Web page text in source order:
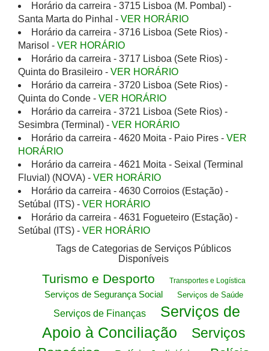
Horário da carreira - 3715 Lisboa (M. Pombal) -
Santa Marta do Pinhal - VER HORÁRIO
Horário da carreira - 3716 Lisboa (Sete Rios) -
Marisol - VER HORÁRIO
Horário da carreira - 3717 Lisboa (Sete Rios) -
Quinta do Brasileiro - VER HORÁRIO
Horário da carreira - 3720 Lisboa (Sete Rios) -
Quinta do Conde - VER HORÁRIO
Horário da carreira - 3721 Lisboa (Sete Rios) -
Sesimbra (Terminal) - VER HORÁRIO
Horário da carreira - 4620 Moita - Paio Pires - VER
HORÁRIO
Horário da carreira - 4621 Moita - Seixal (Terminal
Fluvial) (NOVA) - VER HORÁRIO
Horário da carreira - 4630 Corroios (Estação) -
Setúbal (ITS) - VER HORÁRIO
Horário da carreira - 4631 Fogueteiro (Estação) -
Setúbal (ITS) - VER HORÁRIO
Tags de Categorias de Serviços Públicos
Disponíveis
Turismo e Desporto Transportes e Logística
Serviços de Segurança Social Serviços de Saúde
Serviços de Finanças
Serviços de
Apoio à Conciliação
Serviços